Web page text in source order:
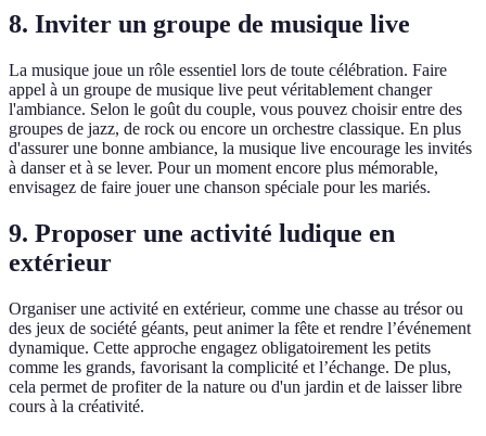
8. Inviter un groupe de musique live
La musique joue un rôle essentiel lors de toute célébration. Faire
appel à un groupe de musique live peut véritablement changer
l'ambiance. Selon le goût du couple, vous pouvez choisir entre des
groupes de jazz, de rock ou encore un orchestre classique. En plus
d'assurer une bonne ambiance, la musique live encourage les invités
à danser et à se lever. Pour un moment encore plus mémorable,
envisagez de faire jouer une chanson spéciale pour les mariés.
9. Proposer une activité ludique en
extérieur
Organiser une activité en extérieur, comme une chasse au trésor ou
des jeux de société géants, peut animer la fête et rendre l’événement
dynamique. Cette approche engagez obligatoirement les petits
comme les grands, favorisant la complicité et l’échange. De plus,
cela permet de profiter de la nature ou d'un jardin et de laisser libre
cours à la créativité.